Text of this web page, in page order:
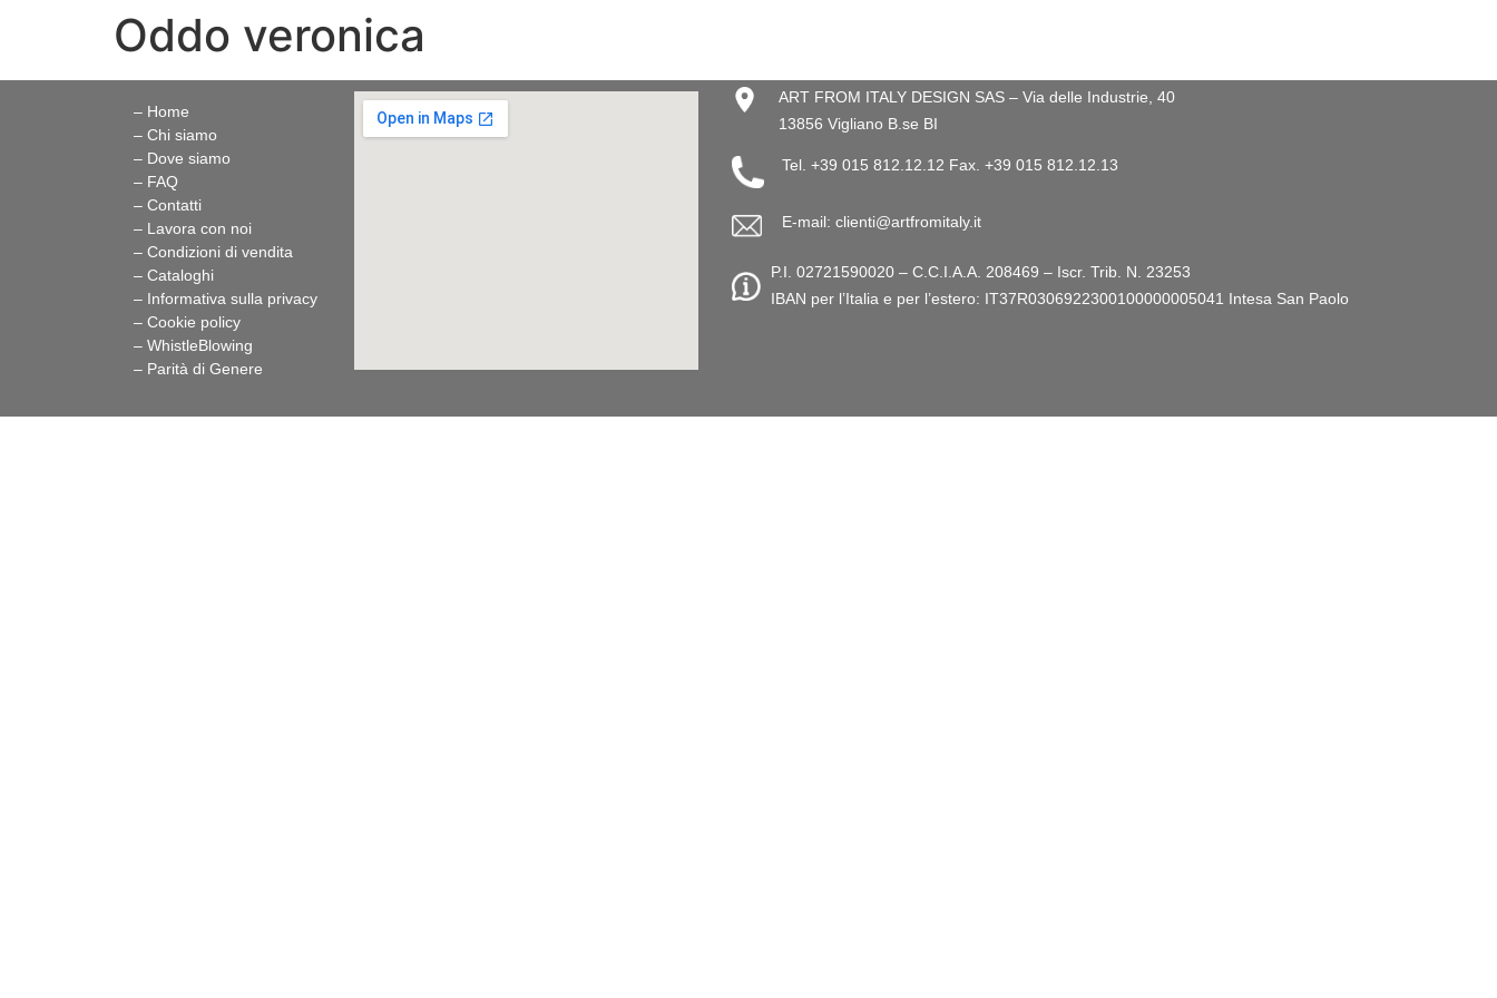
Oddo veronica
– Home
– Chi siamo
– Dove siamo
– FAQ
– Contatti
– Lavora con noi
– Condizioni di vendita
– Cataloghi
– Informativa sulla privacy
– Cookie policy
– WhistleBlowing
– Parità di Genere
ART FROM ITALY DESIGN SAS – Via delle Industrie, 40
13856 Vigliano B.se BI
Tel. +39 015 812.12.12 Fax. +39 015 812.12.13
E-mail: clienti@artfromitaly.it
P.I. 02721590020 – C.C.I.A.A. 208469 – Iscr. Trib. N. 23253
IBAN per l’Italia e per l’estero: IT37R0306922300100000005041 Intesa San Paolo